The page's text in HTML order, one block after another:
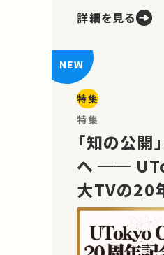
詳細を見る
特集
特集
「知の公開
へ ──
大TVの20
ュケーショ